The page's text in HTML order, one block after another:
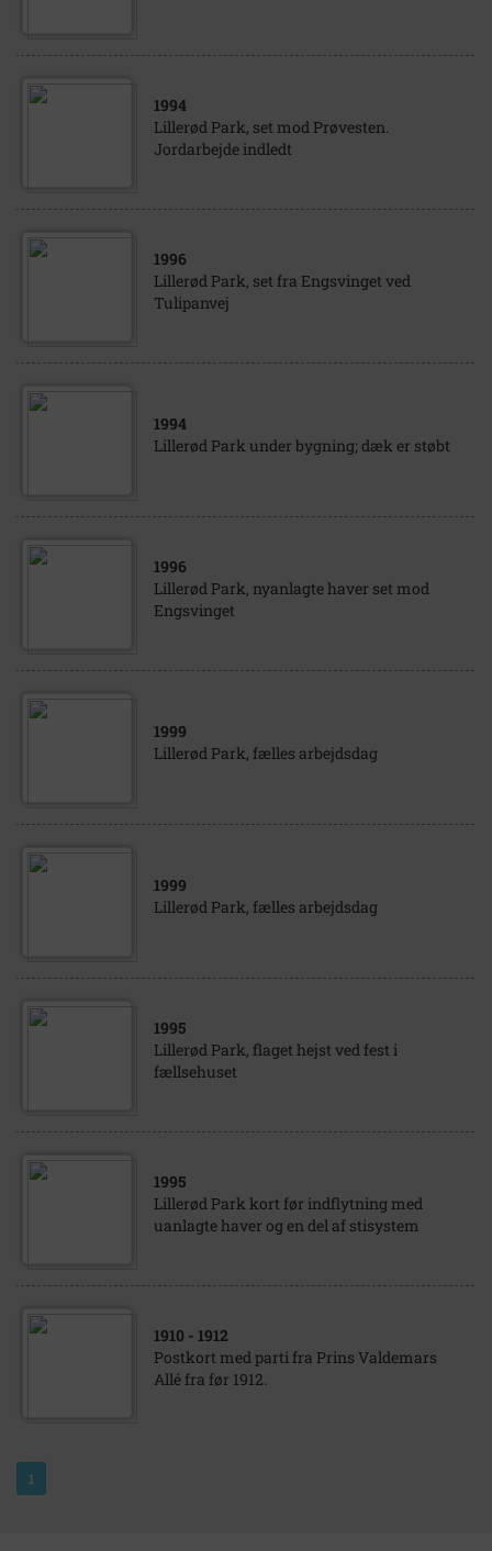
1994
Lillerød Park, set mod Prøvesten.
Jordarbejde indledt
1996
Lillerød Park, set fra Engsvinget ved
Tulipanvej
1994
Lillerød Park under bygning; dæk er støbt
1996
Lillerød Park, nyanlagte haver set mod
Engsvinget
1999
Lillerød Park, fælles arbejdsdag
1999
Lillerød Park, fælles arbejdsdag
1995
Lillerød Park, flaget hejst ved fest i
fællsehuset
1995
Lillerød Park kort før indflytning med
uanlagte haver og en del af stisystem
1910 - 1912
Postkort med parti fra Prins Valdemars
Allé fra før 1912.
1